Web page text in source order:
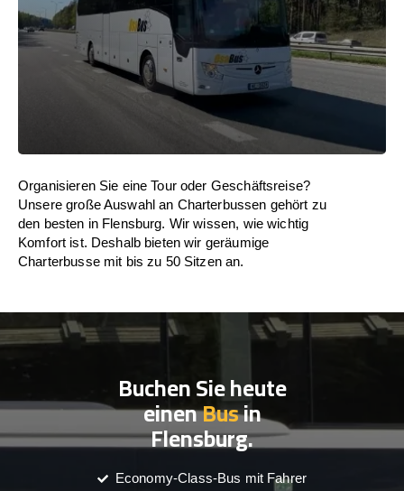
Organisieren Sie eine Tour oder Geschäftsreise?
Unsere große Auswahl an Charterbussen gehört zu
den besten in Flensburg. Wir wissen, wie wichtig
Komfort ist. Deshalb bieten wir geräumige
Charterbusse mit bis zu 50 Sitzen an.
Buchen Sie heute
einenBusin
Flensburg.
Economy-Class-Bus mit Fahrer